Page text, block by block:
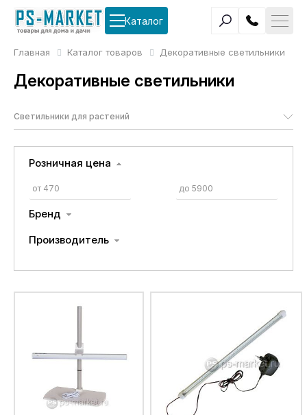
Каталог
Главная Каталог товаров Декоративные светильники
Декоративные светильники
Светильники для растений
Розничная цена
Бренд
Производитель